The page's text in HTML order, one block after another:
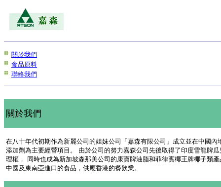
關於我們
食品原料
聯絡我們
關於我們
在八十年代初期作為新麗公司的姐妹公司「嘉森有限公司」成立並在中國
添加劑為主要經營項目。 由於公司的努力嘉森公司先後取得了印度雪龍牌
理權， 同時也成為新加坡森那美公司的康寶牌油脂和菲律賓椰王牌椰子類
中國及東南亞進口的食品，供應香港的餐飲業。